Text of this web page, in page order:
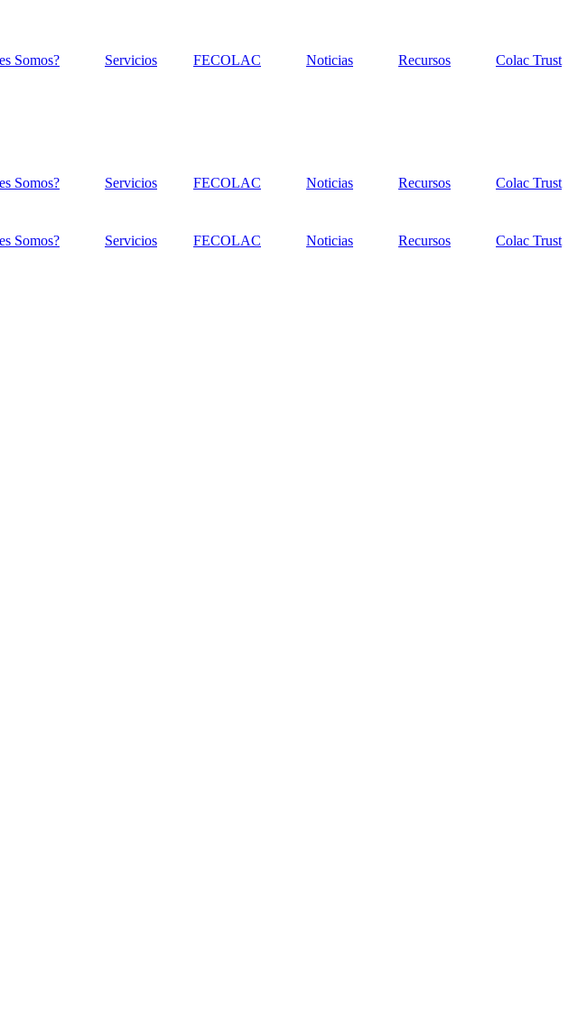
Somos? Servicios FECOLAC Noticias Recursos
Colac Trust
Somos? Servicios FECOLAC Noticias Recursos Colac Trust
Somos? Servicios FECOLAC Noticias Recursos
Colac Trust